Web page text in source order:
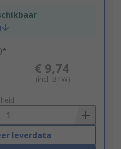
€ 9,74
(incl. BTW)
leverdata